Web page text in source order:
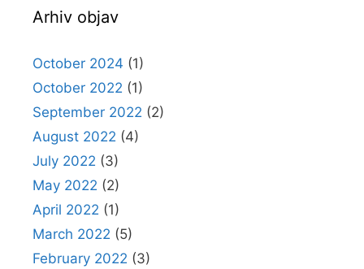
Arhiv objav
October 2024 (1)
October 2022 (1)
September 2022 (2)
August 2022 (4)
July 2022 (3)
May 2022 (2)
April 2022 (1)
March 2022 (5)
February 2022 (3)